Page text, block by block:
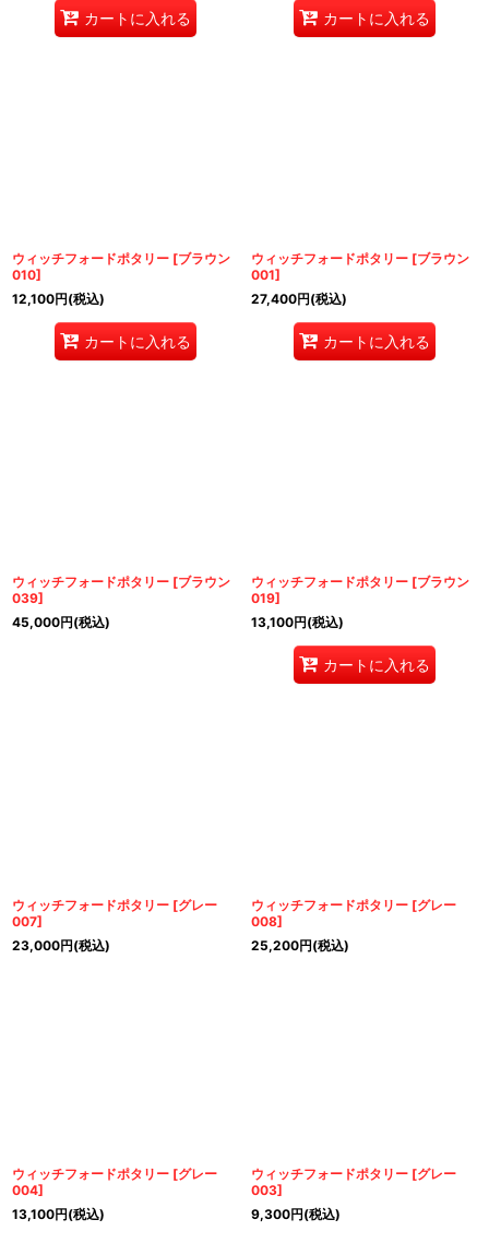
カートに入れる カートに入れる
ウィッチフォードポタリー [ブラウン
010]
12,100円(税込)
カートに入れる
ウィッチフォードポタリー [ブラウン
001]
27,400円(税込)
カートに入れる
ウィッチフォードポタリー [ブラウン
039]
45,000円(税込)
ウィッチフォードポタリー [ブラウン
019]
13,100円(税込)
カートに入れる
ウィッチフォードポタリー [グレー
007]
23,000円(税込)
ウィッチフォードポタリー [グレー
008]
25,200円(税込)
ウィッチフォードポタリー [グレー
004]
13,100円(税込)
ウィッチフォードポタリー [グレー
003]
9,300円(税込)